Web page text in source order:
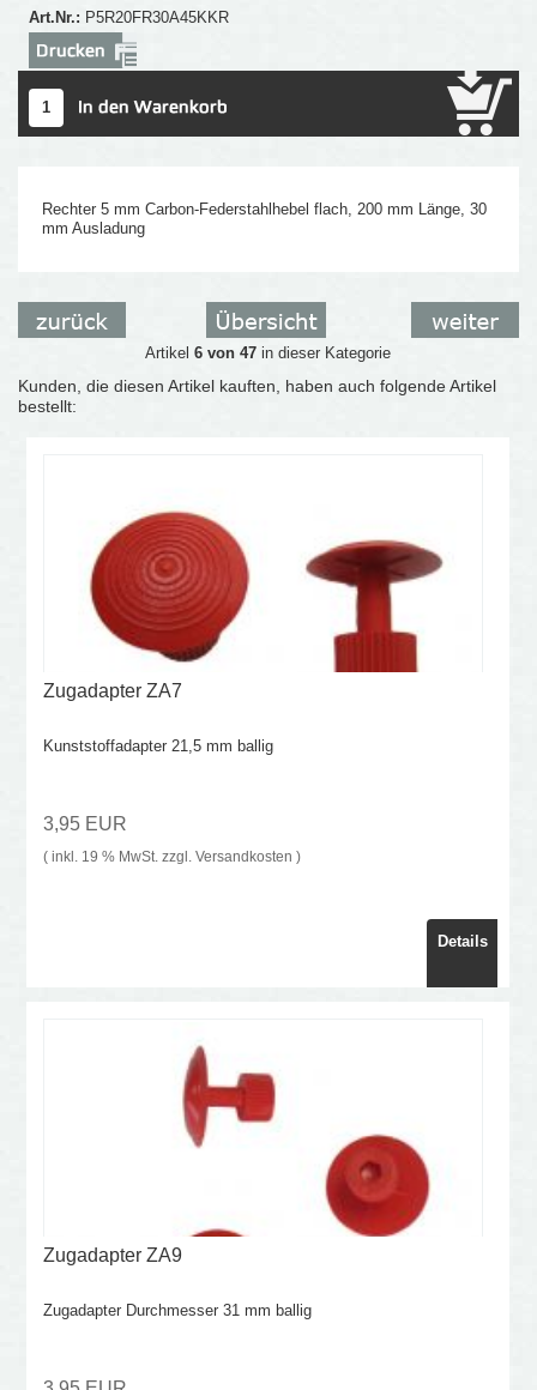
Art.Nr.: P5R20FR30A45KKR
Rechter 5 mm Carbon-Federstahlhebel flach, 200 mm Länge, 30
mm Ausladung
Artikel6 von 47 in dieser Kategorie
Kunden, die diesen Artikel kauften, haben auch folgende Artikel
bestellt:
Zugadapter ZA7
Kunststoffadapter 21,5 mm ballig
3,95 EUR
( inkl. 19 % MwSt. zzgl. Versandkosten )
Details
Zugadapter ZA9
Zugadapter Durchmesser 31 mm ballig